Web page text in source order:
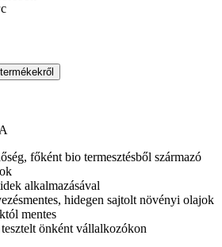
főként bio termesztésből származó
alkalmazásával
hidegen sajtolt növényi olajok
mentes
önként vállalkozókon